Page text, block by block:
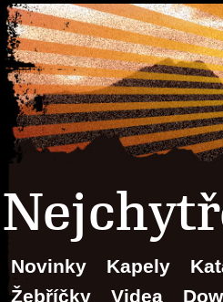
Novinky Kapely
Žebříčky
Videa